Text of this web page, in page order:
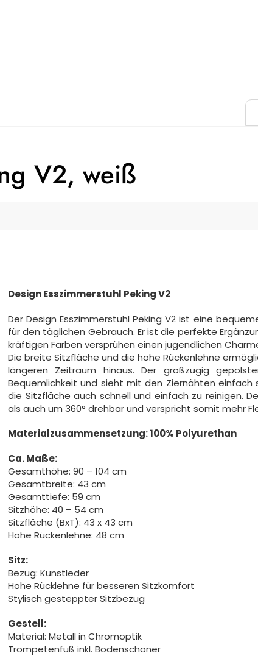
V2, weiß
Design Esszimmerstuhl Peking V2
Der Design Esszimmerstuhl Peking V2 ist eine
für den täglichen Gebrauch. Er ist die perfekte
kräftigen Farben versprühen einen jugendlichen
Die breite Sitzfläche und die hohe Rückenlehne
längeren Zeitraum hinaus. Der großzügig
Bequemlichkeit und sieht mit den Ziernähten einfach
die Sitzfläche auch schnell und einfach zu reinigen.
als auch um 360° drehbar und verspricht somit mehr
Materialzusammensetzung: 100% Polyurethan
Ca. Maße:
Gesamthöhe: 90 – 104 cm
Gesamtbreite: 43 cm
Gesamttiefe: 59 cm
Sitzhöhe: 40 – 54 cm
Sitzfläche (BxT): 43 x 43 cm
Höhe Rückenlehne: 48 cm
Sitz:
Bezug: Kunstleder
Hohe Rücklehne für besseren Sitzkomfort
Stylisch gesteppter Sitzbezug
Gestell:
Material: Metall in Chromoptik
Trompetenfuß inkl. Bodenschoner